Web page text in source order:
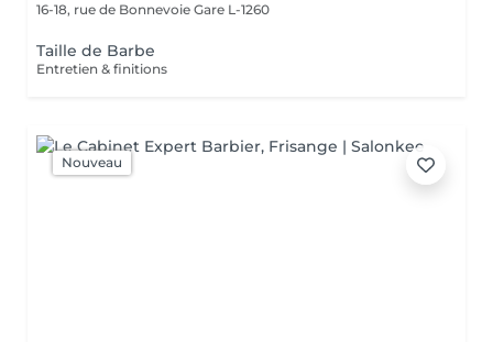
16-18, rue de Bonnevoie Gare L-1260
Taille de Barbe
Entretien & finitions
Nouveau